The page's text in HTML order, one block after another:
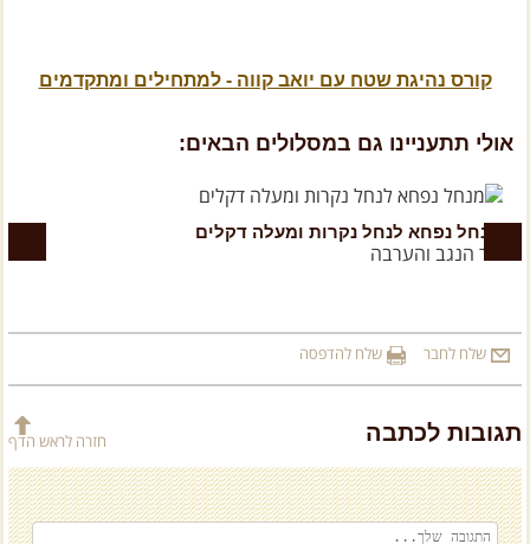
קורס נהיגת שטח עם יואב קווה - למתחילים ומתקדמים
אולי תתעניינו גם במסלולים הבאים:
מנחל נפחא לנחל נקרות ומעלה דקלים
הר הנגב והערבה
שלח לחבר שלח להדפסה
תגובות לכתבה חזרה לראש הדף